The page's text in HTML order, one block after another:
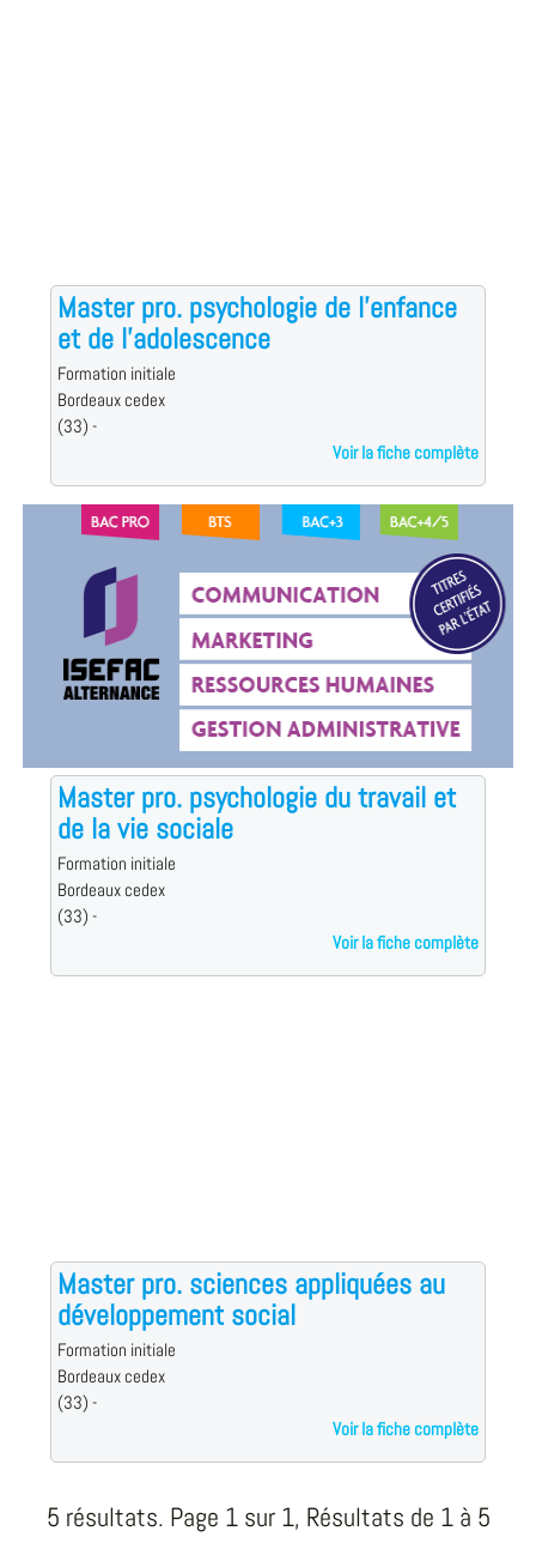
Master pro. psychologie de l'enfance
et de l'adolescence
Formation initiale
Bordeaux cedex
(33) -
Voir la fiche complète
Master pro. psychologie du travail et
de la vie sociale
Formation initiale
Bordeaux cedex
(33) -
Voir la fiche complète
Master pro. sciences appliquées au
développement social
Formation initiale
Bordeaux cedex
(33) -
Voir la fiche complète
5 résultats. Page 1 sur 1, Résultats de 1 à 5